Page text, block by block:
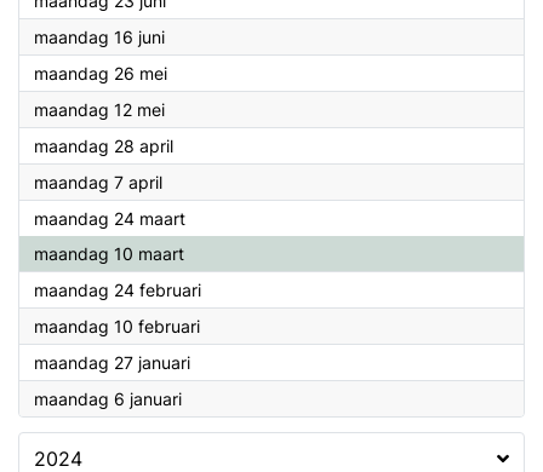
maandag 16 juni2025
maandag 26 mei2025
maandag 12 mei2025
maandag 28 april2025
maandag 7 april2025
maandag 24 maart2025
maandag 10 maart2025
maandag 24 februari2025
maandag 10 februari2025
maandag 27 januari2025
maandag 6 januari2025
2024